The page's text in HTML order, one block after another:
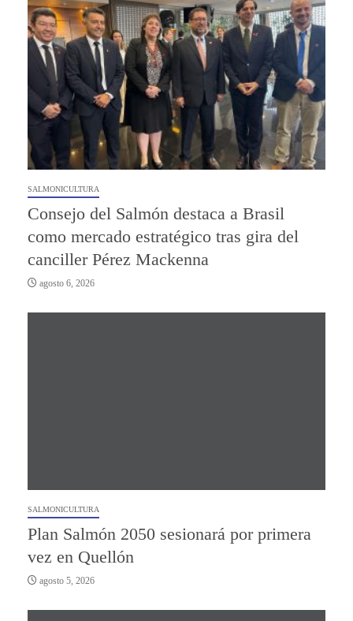
SALMONICULTURA
Consejo del Salmón destaca a Brasil
como mercado estratégico tras gira del
canciller Pérez Mackenna
agosto 6, 2026
SALMONICULTURA
Plan Salmón 2050 sesionará por primera
vez en Quellón
agosto 5, 2026